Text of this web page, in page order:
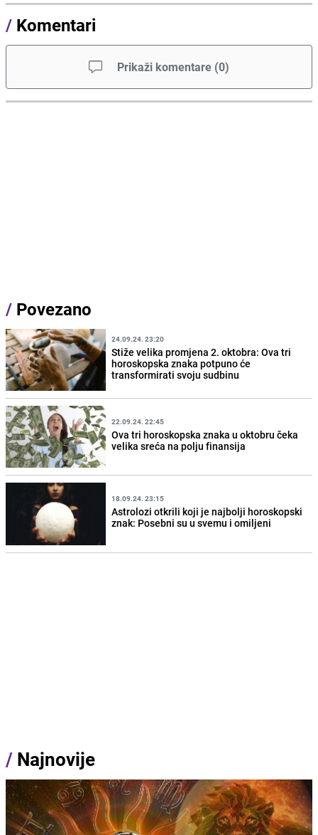
/ Komentari
Prikaži komentare (0)
/ Povezano
24.09.24. 23:20
Stiže velika promjena 2. oktobra: Ova tri
horoskopska znaka potpuno će
transformirati svoju sudbinu
22.09.24. 22:45
Ova tri horoskopska znaka u oktobru čeka
velika sreća na polju finansija
18.09.24. 23:15
Astrolozi otkrili koji je najbolji horoskopski
znak: Posebni su u svemu i omiljeni
/ Najnovije